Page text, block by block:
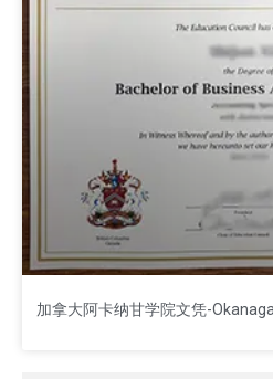
加拿大阿卡纳甘学院文凭-